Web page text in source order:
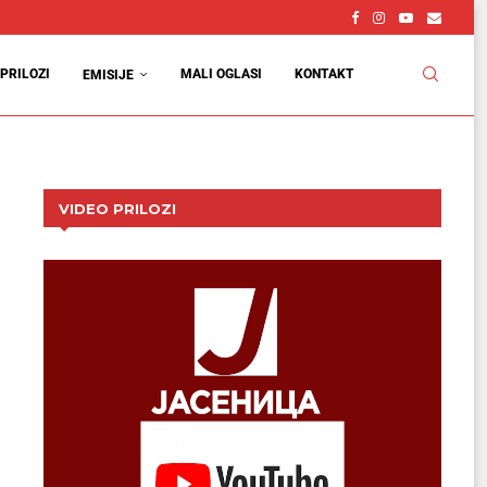
PRILOZI EMISIJE MALI OGLASI KONTAKT
VIDEO PRILOZI